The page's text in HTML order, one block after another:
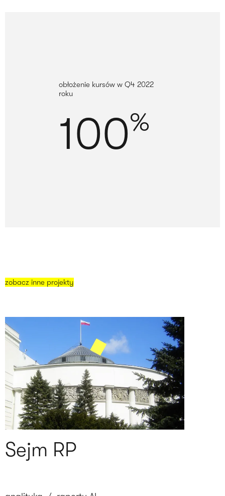
obłożenie kursów w Q4 2022
roku
100%
zobacz inne projekty
Sejm RP